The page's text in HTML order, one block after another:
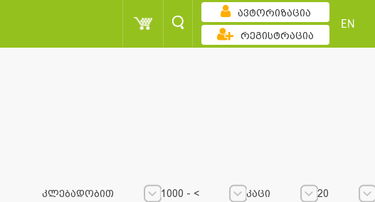
ავტორიზაცია
რეგისტრაცია
EN
კლებადობით 1000 - < კაცი
20